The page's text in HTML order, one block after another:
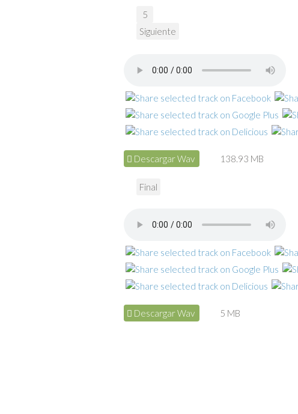
Descargar Wav 138.93 MB
Descargar Wav 5 MB
5
Siguiente
Final